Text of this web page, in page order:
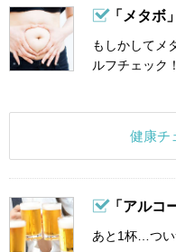
「メタボ
もしかしてメ
ルフチェック！
健康チ
「アルコ
あと1杯…つい